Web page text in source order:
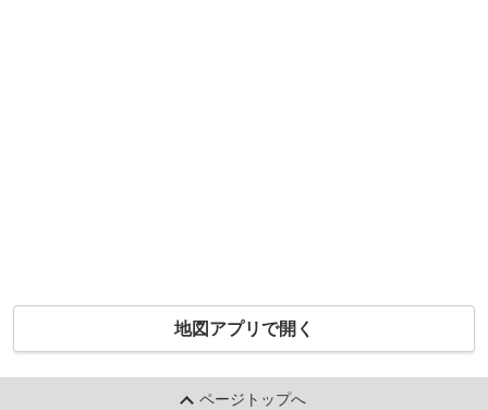
地図アプリで開く
ページトップへ